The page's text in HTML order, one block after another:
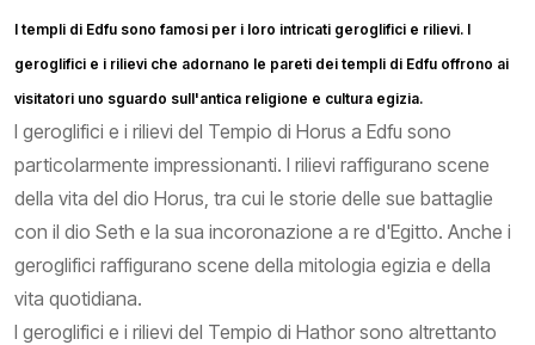
I templi di Edfu sono famosi per i loro intricati geroglifici e rilievi. I
geroglifici e i rilievi che adornano le pareti dei templi di Edfu offrono ai
visitatori uno sguardo sull'antica religione e cultura egizia.
I geroglifici e i rilievi del Tempio di Horus a Edfu sono
particolarmente impressionanti. I rilievi raffigurano scene
della vita del dio Horus, tra cui le storie delle sue battaglie
con il dio Seth e la sua incoronazione a re d'Egitto. Anche i
geroglifici raffigurano scene della mitologia egizia e della
vita quotidiana.
I geroglifici e i rilievi del Tempio di Hathor sono altrettanto